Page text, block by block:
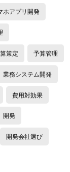
ホアプリ開発
策定 予算管理
業務システム開発
費用対効果
開発
開発会社選び